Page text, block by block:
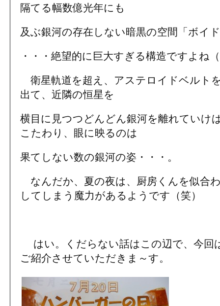
隔てる幅数億光年にも
及ぶ銀河の存在しない暗黒の空間「ボイ
・・・絶望的に巨大すぎる構造ですよね
衛星軌道を超え、アステロイドベルト
出て、近隣の恒星を
横目に見つつどんどん銀河を離れていけ
こたわり、眼に映るのは
果てしない数の銀河の姿・・・。
なんだか、夏の夜は、厨房くんを似合
してしまう魔力があるようです（笑）
はい。くだらない話はこの辺で、今回
ご紹介させていただきま～す。